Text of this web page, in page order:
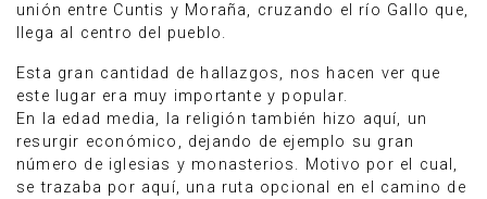
unión entre Cuntis y Moraña, cruzando el río Gallo que,
llega al centro del pueblo.
Esta gran cantidad de hallazgos, nos hacen ver que
este lugar era muy importante y popular.
En la edad media, la religión también hizo aquí, un
resurgir económico, dejando de ejemplo su gran
número de iglesias y monasterios. Motivo por el cual,
se trazaba por aquí, una ruta opcional en el camino de